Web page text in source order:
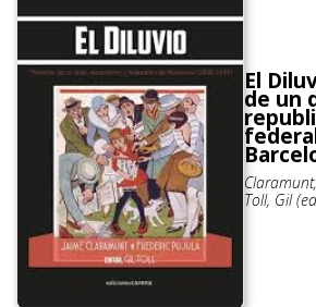
El
de un
Claramunt, Jaime;
Toll, Gil